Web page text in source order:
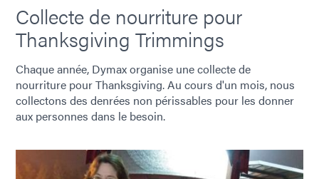
Collecte de nourriture pour
Thanksgiving Trimmings
Chaque année, Dymax organise une collecte de
nourriture pour Thanksgiving. Au cours d'un mois, nous
collectons des denrées non périssables pour les donner
aux personnes dans le besoin.